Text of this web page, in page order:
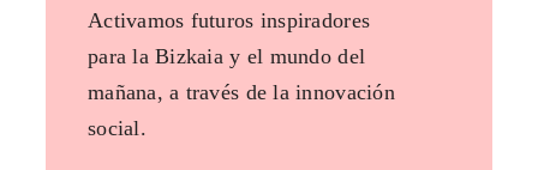
Activamos futuros inspiradores
para la Bizkaia y el mundo del
mañana, a través de la innovación
social.